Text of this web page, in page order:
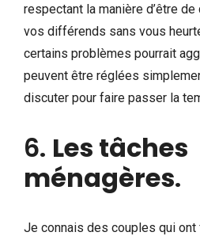
respectant la manière d’être de
vos différends sans vous
certains problèmes pourrait
peuvent être réglées
discuter pour faire passer la
6. Les tâches
ménagères.
Je connais des couples qui